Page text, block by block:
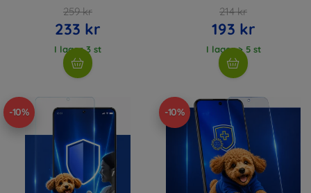
259 kr
233 kr
I lager 3 st
214 kr
193 kr
I lager > 5 st
-10% -10%